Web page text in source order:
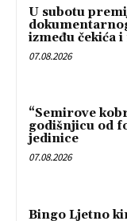
U subotu
između čekića i
07.08.2026
“Semirove
godišnjicu od
jedinice
07.08.2026
Bingo Ljetno